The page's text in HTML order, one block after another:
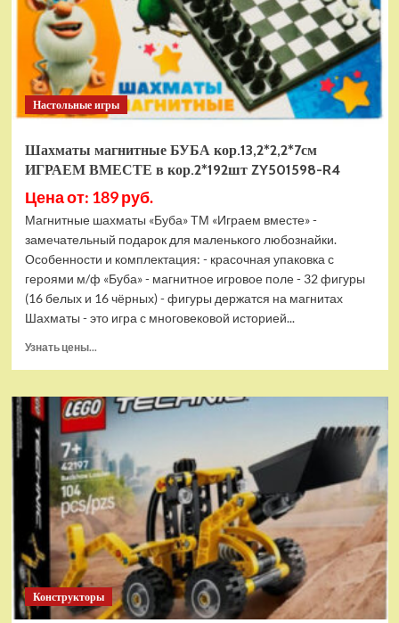
Настольные игры
Шахматы магнитные БУБА кор.13,2*2,2*7см
ИГРАЕМ ВМЕСТЕ в кор.2*192шт ZY501598-R4
Цена от: 189 руб.
Магнитные шахматы «Буба» ТМ «Играем вместе» -
замечательный подарок для маленького любознайки.
Особенности и комплектация: - красочная упаковка с
героями м/ф «Буба» - магнитное игровое поле - 32 фигуры
(16 белых и 16 чёрных) - фигуры держатся на магнитах
Шахматы - это игра с многовековой историей...
Узнать цены...
Шахматы
магнитные
БУБА
ИГРАЕМ
ВМЕСТЕ
в
кор.2*192шт
ZY501598-
R4
Конструкторы